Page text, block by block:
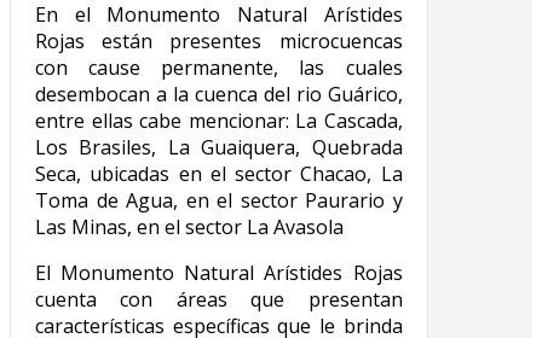
En el Monumento Natural Arístides
Rojas están presentes microcuencas
con cause permanente, las cuales
desembocan a la cuenca del rio Guárico,
entre ellas cabe mencionar: La Cascada,
Los Brasiles, La Guaiquera, Quebrada
Seca, ubicadas en el sector Chacao, La
Toma de Agua, en el sector Paurario y
Las Minas, en el sector La Avasola
El Monumento Natural Arístides Rojas
cuenta con áreas que presentan
características específicas que le brinda